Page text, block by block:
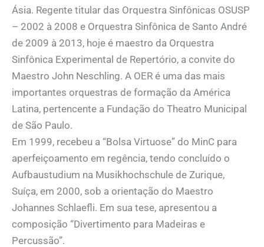
Ásia. Regente titular das Orquestra Sinfônicas OSUSP
– 2002 à 2008 e Orquestra Sinfônica de Santo André
de 2009 à 2013, hoje é maestro da Orquestra
Sinfônica Experimental de Repertório, a convite do
Maestro John Neschling. A OER é uma das mais
importantes orquestras de formação da América
Latina, pertencente a Fundação do Theatro Municipal
de São Paulo.
Em 1999, recebeu a “Bolsa Virtuose” do MinC para
aperfeiçoamento em regência, tendo concluído o
Aufbaustudium na Musikhochschule de Zurique,
Suíça, em 2000, sob a orientação do Maestro
Johannes Schlaefli. Em sua tese, apresentou a
composição “Divertimento para Madeiras e
Percussão”.